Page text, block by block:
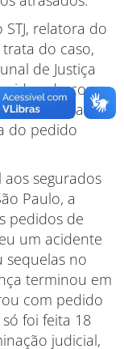
relatora do
do caso,
de Justiça
como
doença a
do pedido
aos segurados
Paulo, a
pedidos de
um acidente
sequelas no
terminou em
com pedido
foi feita 18
judicial,